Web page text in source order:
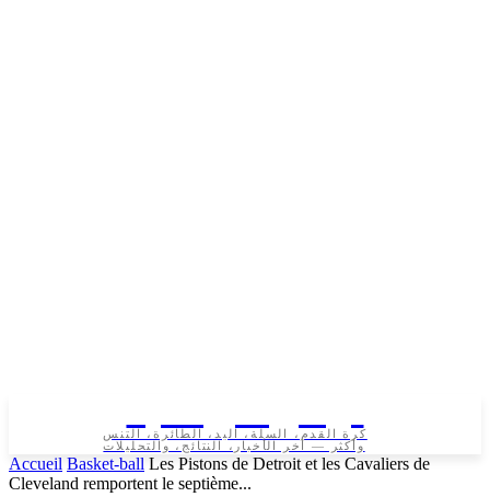
كرة القدم، السلة، اليد، الطائرة، التنس
وأكثر — آخر الأخبار، النتائج، والتحليلات
Accueil Basket-ball Les Pistons de Detroit et les Cavaliers de
Cleveland remportent le septième...